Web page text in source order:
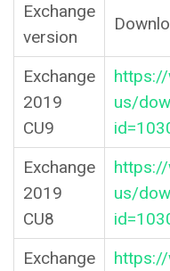
Exchange
version
Exchange
2019
CU9
us/
Exchange
2019
CU8
us/
Exchange